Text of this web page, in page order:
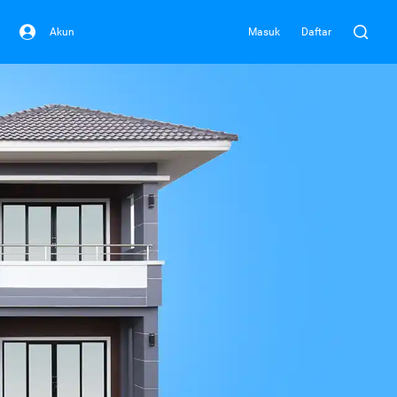
Akun Masuk Daftar